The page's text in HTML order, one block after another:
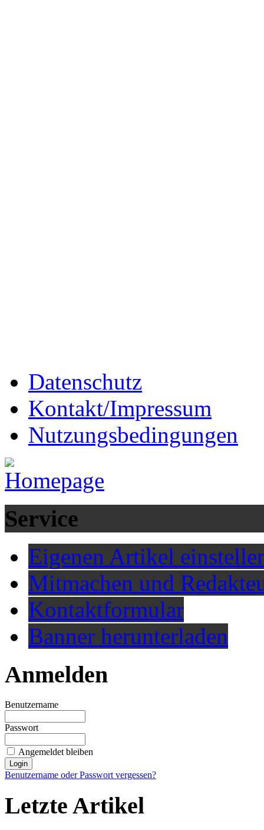
Datenschutz
Kontakt/Impressum
Nutzungsbedingungen
Service
Eigenen Artikel
Mitmachen und
Kontaktformular
Banner herunterladen
Anmelden
Benutzername
Passwort
Angemeldet bleiben
Benutzername oder Passwort vergessen?
Letzte Artikel